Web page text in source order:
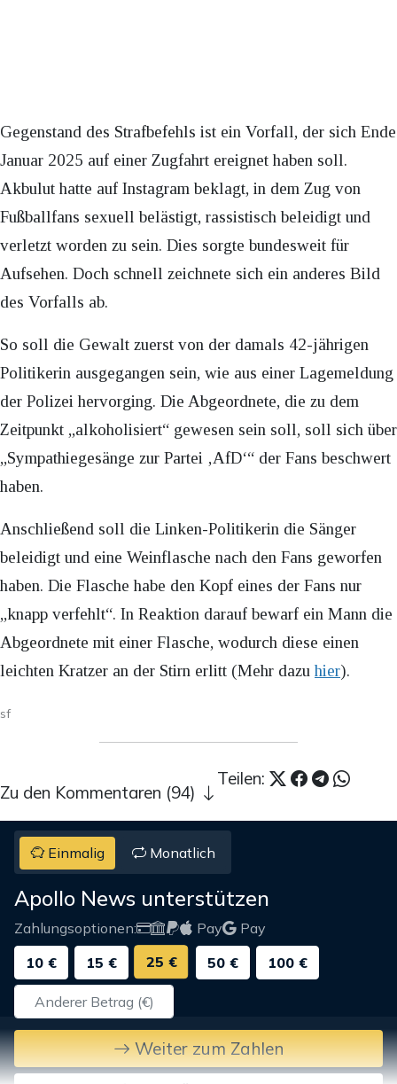
Gegenstand des Strafbefehls ist ein Vorfall, der sich Ende
Januar 2025 auf einer Zugfahrt ereignet haben soll.
Akbulut hatte auf Instagram beklagt, in dem Zug von
Fußballfans sexuell belästigt, rassistisch beleidigt und
verletzt worden zu sein. Dies sorgte bundesweit für
Aufsehen. Doch schnell zeichnete sich ein anderes Bild
des Vorfalls ab.
So soll die Gewalt zuerst von der damals 42-jährigen
Politikerin ausgegangen sein, wie aus einer Lagemeldung
der Polizei hervorging. Die Abgeordnete, die zu dem
Zeitpunkt „alkoholisiert“ gewesen sein soll, soll sich über
„Sympathiegesänge zur Partei ‚AfD‘“ der Fans beschwert
haben.
Anschließend soll die Linken-Politikerin die Sänger
beleidigt und eine Weinflasche nach den Fans geworfen
haben. Die Flasche habe den Kopf eines der Fans nur
„knapp verfehlt“. In Reaktion darauf bewarf ein Mann die
Abgeordnete mit einer Flasche, wodurch diese einen
leichten Kratzer an der Stirn erlitt (Mehr dazuhier).
sf
Teilen:
Zu den Kommentaren (94)
Einmalig Monatlich
Apollo News unterstützen
Zahlungsoptionen: Pay
Pay
10 €
15 € 25 € 50 € 100 €
Weiter zum Zahlen